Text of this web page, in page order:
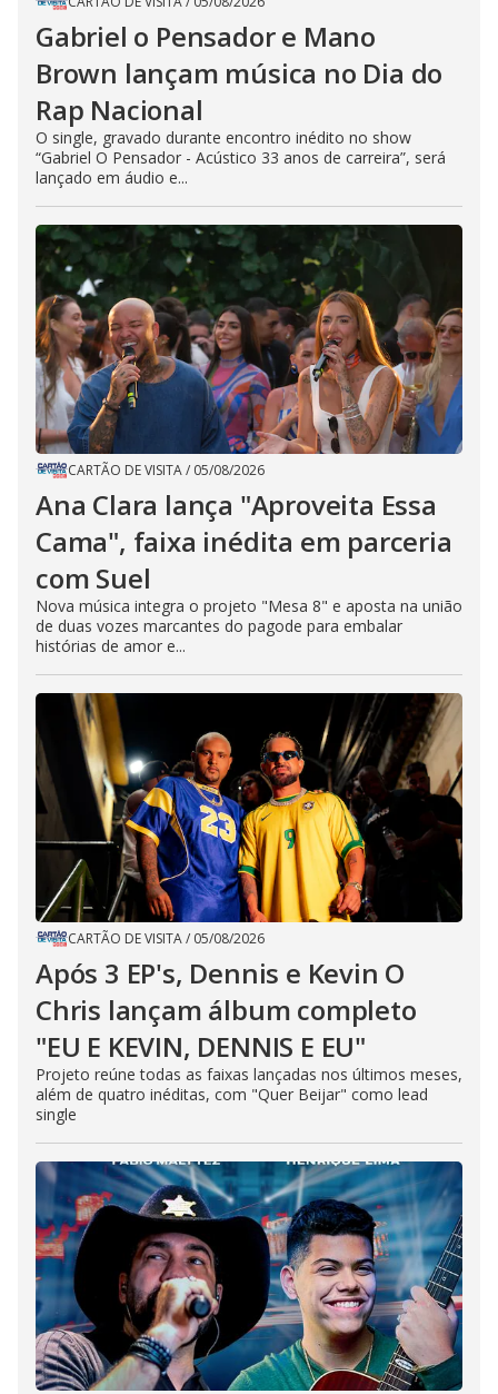
Gabriel o Pensador e Mano
Brown lançam música no Dia do
Rap Nacional
O single, gravado durante encontro inédito no show
“Gabriel O Pensador - Acústico 33 anos de carreira”, será
lançado em áudio e...
CARTÃO DE VISITA/ 05/08/2026
Ana Clara lança "Aproveita Essa
Cama", faixa inédita em parceria
com Suel
Nova música integra o projeto "Mesa 8" e aposta na união
de duas vozes marcantes do pagode para embalar
histórias de amor e...
CARTÃO DE VISITA/ 05/08/2026
Após 3 EP's, Dennis e Kevin O
Chris lançam álbum completo
"EU E KEVIN, DENNIS E EU"
Projeto reúne todas as faixas lançadas nos últimos meses,
além de quatro inéditas, com "Quer Beijar" como lead
single